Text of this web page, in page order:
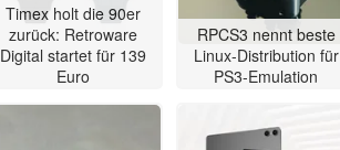
Timex holt die 90er
zurück: Retroware
Digital startet für 139
Euro
RPCS3 nennt beste
Linux-Distribution für
PS3-Emulation